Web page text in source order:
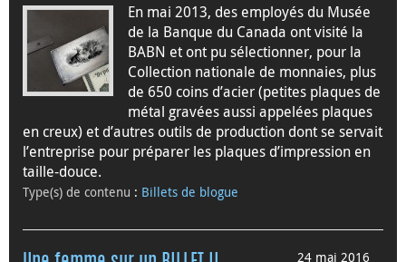
En mai 2013, des employés du Musée
de la Banque du Canada ont visité la
BABN et ont pu sélectionner, pour la
Collection nationale de monnaies, plus
de 650 coins d’acier (petites plaques de
métal gravées aussi appelées plaques
en creux) et d’autres outils de production dont se servait
l’entreprise pour préparer les plaques d’impression en
taille-douce.
Type(s) de contenu : Billets de blogue
24 mai 2016